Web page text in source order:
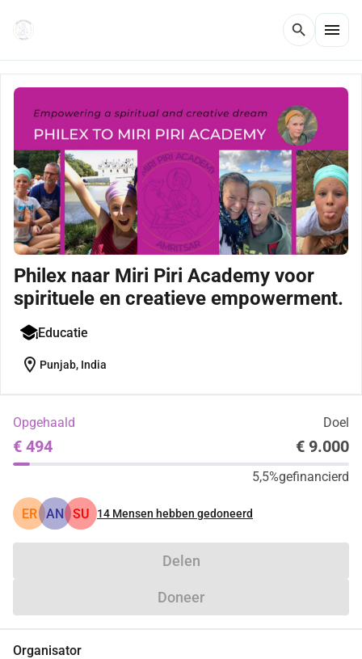
search menu
Philex naar Miri Piri Academy voor
spirituele en creatieve empowerment.
Educatie
location_on Punjab, India
Opgehaald Doel
€ 494 € 9.000
5,5%gefinancierd
ER AN SU 14 Mensen hebben gedoneerd
Delen
Doneer
Organisator